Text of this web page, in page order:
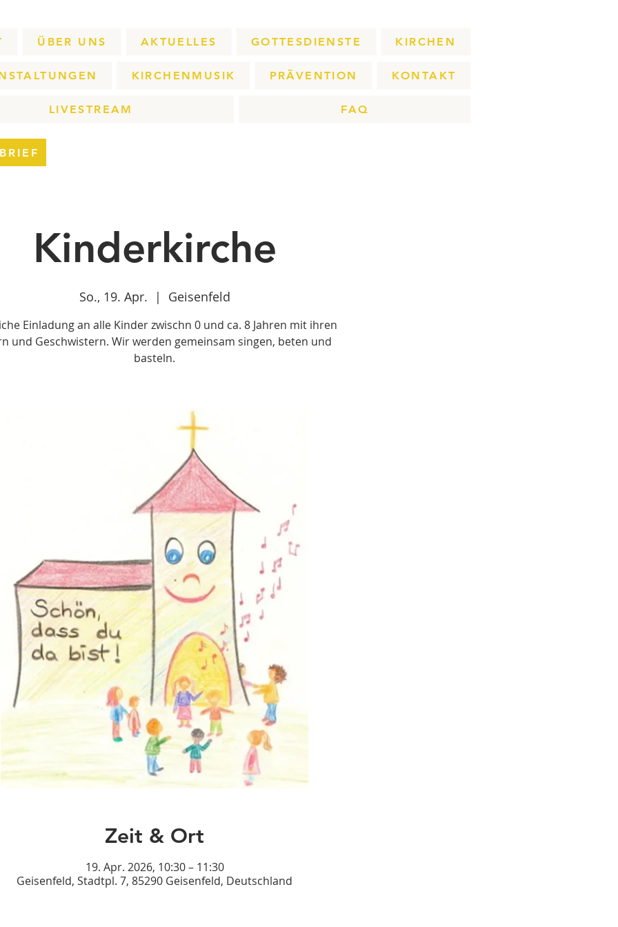
ÜBER UNS AKTUELLES GOTTESDIENSTE KIRCHEN
KIRCHENMUSIK PRÄVENTION KONTAKT
LIVESTREAM FAQ
Kinderkirche
So., 19. Apr.
  |
Geisenfeld
Einladung an alle Kinder zwischn 0 und ca. 8 Jahren mit ihren
und Geschwistern. Wir werden gemeinsam singen, beten und
basteln.
Zeit & Ort
19. Apr. 2026, 10:30 – 11:30
Geisenfeld, Stadtpl. 7, 85290 Geisenfeld, Deutschland